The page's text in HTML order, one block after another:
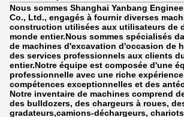
Nous sommes Shanghai Yanbang
Co., Ltd., engagés à fournir diverses
construction utilisées aux utilisateurs de
monde entier.Nous sommes spécialisés
de machines d'excavation d'occasion de
des services professionnels aux clients
entier.Notre équipe est composée d'une
professionnelle avec une riche
compétences exceptionnelles et des
Notre inventaire de machines comprend
des bulldozers, des chargeurs à roues,
gradateurs,camions-déchargeurs,